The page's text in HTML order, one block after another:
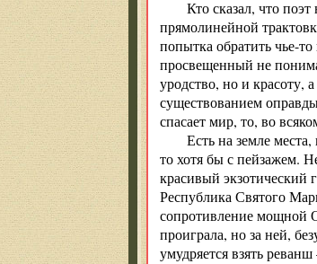
Кто сказал, что
прямолинейной
попытка обратить чье-
просвещенный не
уродство, но и красоту,
существованием
спасает мир, то, во
Есть на земле
то хотя бы с пейзажем.
красивый экзотический
Республика Святого
сопротивление мощной
проиграла, но за ней,
умудряется взять